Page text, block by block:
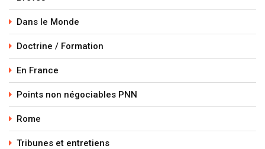
Dans le Monde
Doctrine / Formation
En France
Points non négociables PNN
Rome
Tribunes et entretiens